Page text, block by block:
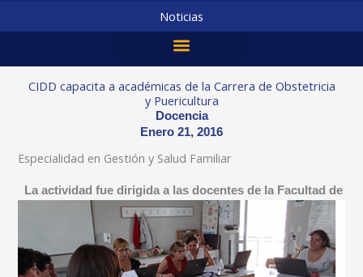
Noticias
CIDD capacita a académicas de la Carrera de Obstetricia
y Puericultura
Docencia
Enero 21, 2016
Especialidad en Gestión y Salud Familiar
La actividad fue dirigida a las docentes de la Facultad de